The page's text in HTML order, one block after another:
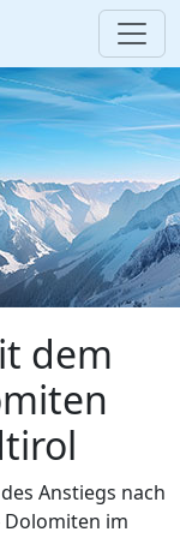
dem
Anstiegs nach
Dolomiten im